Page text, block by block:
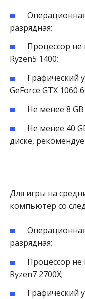
разрядная;
Процессор не
Ryzen5 1400;
Графический
GeForce GTX 1060
Не менее 8
Не менее 40
диске,
Для игры на
компьютер со
разрядная;
Процессор не
Ryzen7 2700X;
Графический